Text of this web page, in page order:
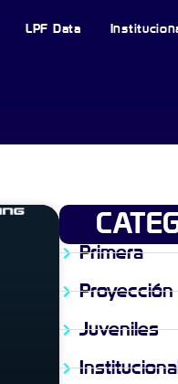
LPF Data
Primera
Proyección
Juveniles